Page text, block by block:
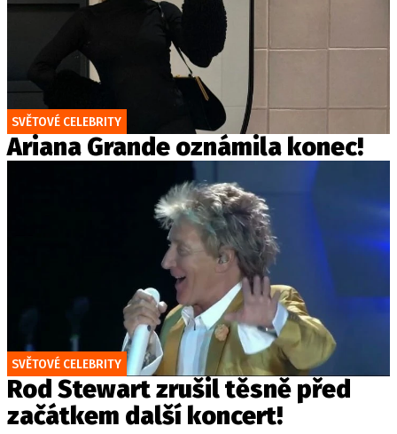
SVĚTOVÉ CELEBRITY
Ariana Grande oznámila konec!
SVĚTOVÉ CELEBRITY
Rod Stewart zrušil těsně před
začátkem další koncert!